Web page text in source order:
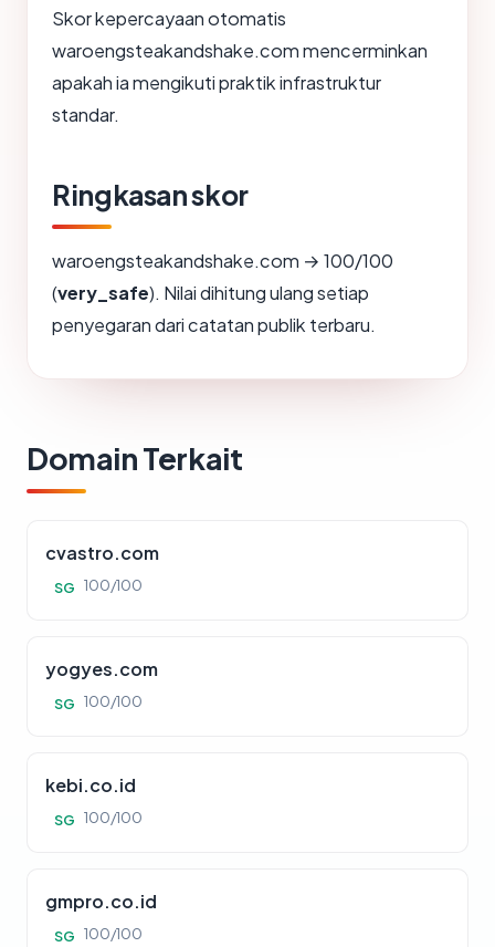
Skor kepercayaan otomatis
waroengsteakandshake.com mencerminkan
apakah ia mengikuti praktik infrastruktur
standar.
Ringkasan skor
waroengsteakandshake.com → 100/100
(very_safe). Nilai dihitung ulang setiap
penyegaran dari catatan publik terbaru.
Domain Terkait
cvastro.com
SG 100/100
yogyes.com
SG 100/100
kebi.co.id
SG 100/100
gmpro.co.id
SG 100/100